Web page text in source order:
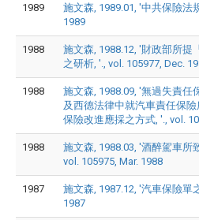
1989
施文森, 1989.01, '中共保險法
1989
1988
施文森, 1988.12, '財政部所提
之研析, '., vol. 105977, Dec.
1988
施文森, 1988.09, '無過失責任
及西德法律中就汽車責任保
保險改進應採之方式, '., vol.
1988
施文森, 1988.03, '酒醉駕車所
vol. 105975, Mar. 1988
1987
施文森, 1987.12, '汽車保險單
1987